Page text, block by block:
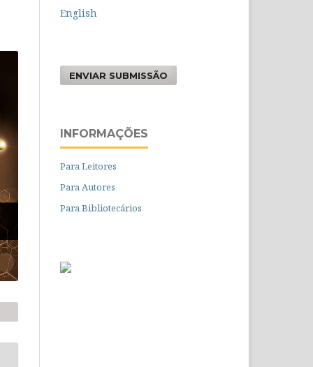
English
ENVIAR SUBMISSÃO
INFORMAÇÕES
Para Leitores
Para Autores
Para Bibliotecários